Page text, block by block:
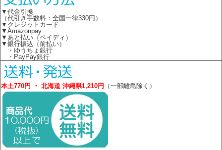
▼代金引換
（代引き手数料：全国一律330円）
▼クレジットカード
▼Amazonpay
▼あと払い（ペイディ）
▼銀行振込（前払い）
・ゆうちょ銀行
・PayPay銀行
本土770円 ・ 北海道 沖縄県1,210円 （一部離島除く）